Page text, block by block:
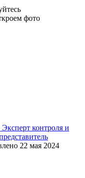
фото
контроля и
22 мая 2024